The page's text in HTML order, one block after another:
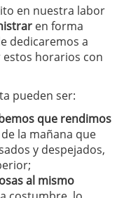
en nuestra labor
en forma
dedicaremos a
horarios con
pueden ser:
que rendimos
la mañana que
y despejados,
al mismo